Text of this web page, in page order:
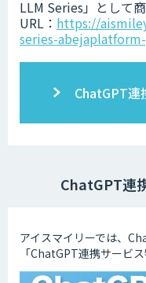
LLM Series」として
URL： https://
series-
ChatGPT連
ChatGPT連
アイスマイリーでは、
「ChatGPT連携サービ